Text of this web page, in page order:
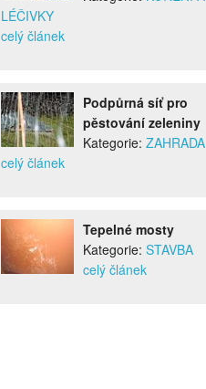
LÉČIVKY
celý článek
Podpůrná síť pro
pěstování zeleniny
Kategorie: ZAHRADA
celý článek
Tepelné mosty
Kategorie: STAVBA
celý článek